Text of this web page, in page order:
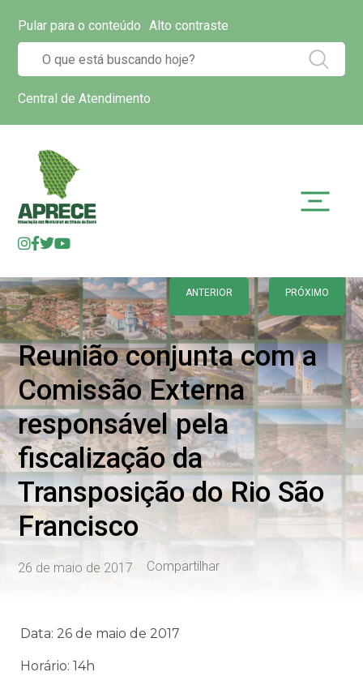
Pular para o conteúdo Alto contraste
Central de Atendimento
ANTERIOR PRÓXIMO
Reunião conjunta com a
Comissão Externa
responsável pela
fiscalização da
Transposição do Rio São
Francisco
26 de maio de 2017 Compartilhar
Data: 26 de maio de 2017
Horário: 14h